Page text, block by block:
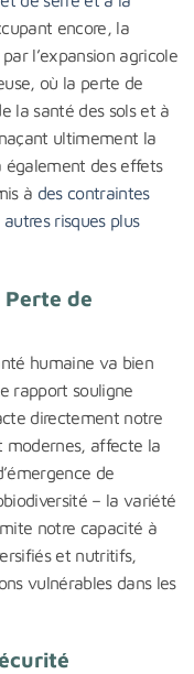
encore, la
l’expansion agricole
où la perte de
la santé des sols et à
ultimement la
également des effets
à des contraintes
risques plus
de
humaine va bien
rapport souligne
directement notre
modernes, affecte la
de
– la variété
notre capacité à
et nutritifs,
vulnérables dans les